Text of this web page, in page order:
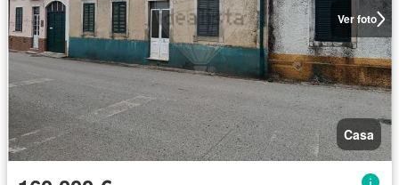
Ver foto
Casa